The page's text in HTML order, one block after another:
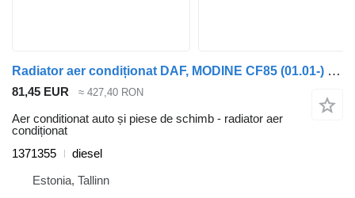
Radiator aer condiționat DAF, MODINE CF85 (01.01-) 1371355 pentru cap tractor DAF LF45, LF55, LF180, CF65, CF75, CF85 (2001-)
81,45 EUR ≈ 427,40 RON
Aer conditionat auto și piese de schimb - radiator aer
condiționat
1371355
diesel
Estonia, Tallinn